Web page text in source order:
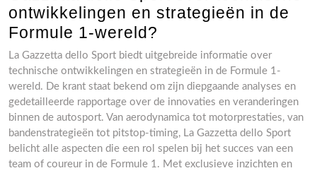
ontwikkelingen en strategieën in de
Formule 1-wereld?
La Gazzetta dello Sport biedt uitgebreide informatie over
technische ontwikkelingen en strategieën in de Formule 1-
wereld. De krant staat bekend om zijn diepgaande analyses en
gedetailleerde rapportage over de innovaties en veranderingen
binnen de autosport. Van aerodynamica tot motorprestaties, van
bandenstrategieën tot pitstop-timing, La Gazzetta dello Sport
belicht alle aspecten die een rol spelen bij het succes van een
team of coureur in de Formule 1. Met exclusieve inzichten en